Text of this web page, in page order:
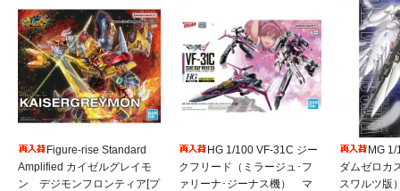
Figure-rise Standard
Amplified カイゼルグレイモ
ン デジモンフロンティア[プ
HG 1/100 VF-31C ジー
クフリード（ミラージュ･フ
ァリーナ･ジーナス機） マ
MG
ダムゼロカ
スワルツ版